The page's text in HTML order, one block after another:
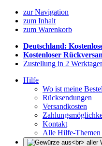
zur Navigation
zum Inhalt
zum Warenkorb
Deutschland:
Kostenloser
Zustellung in 2
Hilfe
Wo ist meine
Rücksendungen
Versandkosten
Kontakt
Alle Hilfe-Themen